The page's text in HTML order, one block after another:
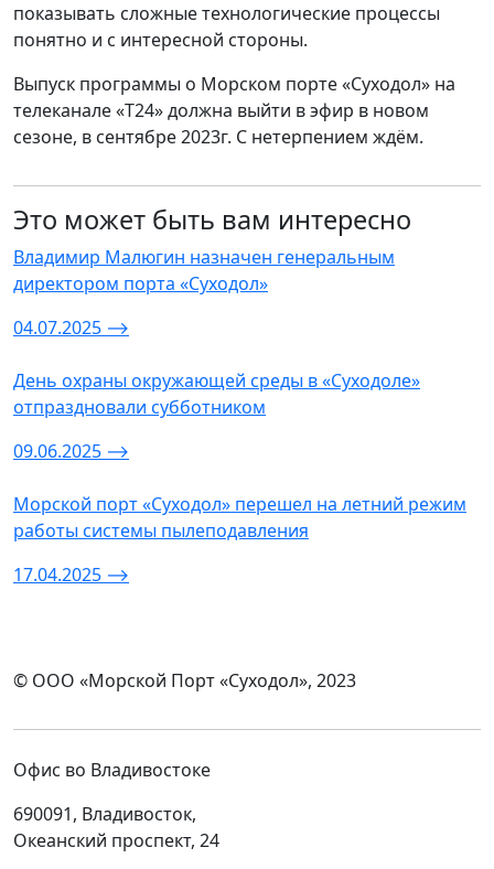
показывать сложные технологические процессы
понятно и с интересной стороны.
Выпуск программы о Морском порте «Суходол» на
телеканале «Т24» должна выйти в эфир в новом
сезоне, в сентябре 2023г. С нетерпением ждём.
Это может быть вам интересно
Владимир Малюгин назначен генеральным
директором порта «Суходол»
04.07.2025 ⟶
День охраны окружающей среды в «Суходоле»
отпраздновали субботником
09.06.2025 ⟶
Морской порт «Суходол» перешел на летний режим
работы системы пылеподавления
17.04.2025 ⟶
© ООО «Морской Порт «Суходол», 2023
Офис во Владивостоке
690091, Владивосток,
Океанский проспект, 24